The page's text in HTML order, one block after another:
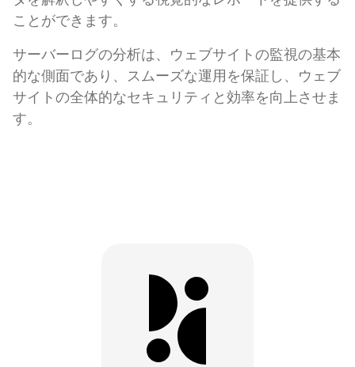
ことができます。
サーバーログの分析は、ウェブサイトの監視の基本
的な側面であり、スムーズな運用を保証し、ウェブ
サイトの全体的なセキュリティと効率を向上させま
す。